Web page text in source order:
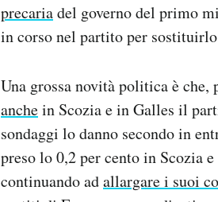
precariadel governo del primo
in corso nel partito per
Una grossa novità politica è
anchein Scozia e in Galles il
sondaggi lo danno secondo in
preso lo 0,2 per cento in Scozia
continuando adallargare i suoi